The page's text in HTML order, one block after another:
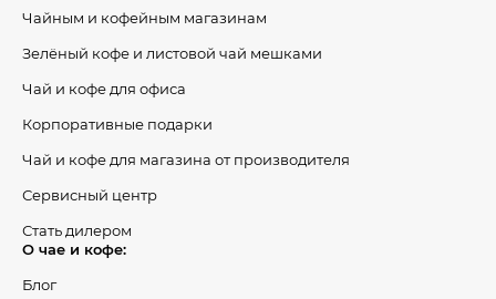
Чайным и кофейным магазинам
Зелёный кофе и листовой чай мешками
Чай и кофе для офиса
Корпоративные подарки
Чай и кофе для магазина от производителя
Сервисный центр
Стать дилером
О чае и кофе:
Блог